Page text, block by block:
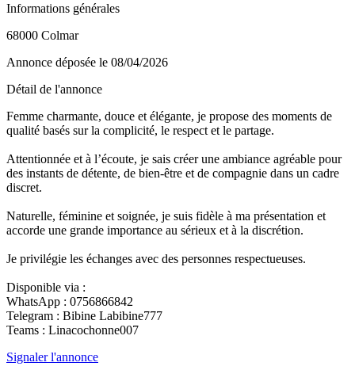
Informations générales
68000 Colmar
Annonce déposée le 08/04/2026
Détail de l'annonce
Femme charmante, douce et élégante, je propose des moments de
qualité basés sur la complicité, le respect et le partage.
Attentionnée et à l’écoute, je sais créer une ambiance agréable pour
des instants de détente, de bien-être et de compagnie dans un cadre
discret.
Naturelle, féminine et soignée, je suis fidèle à ma présentation et
accorde une grande importance au sérieux et à la discrétion.
Je privilégie les échanges avec des personnes respectueuses.
Disponible via :
WhatsApp : 0756866842
Telegram : Bibine Labibine777
Teams : Linacochonne007
Signaler l'annonce